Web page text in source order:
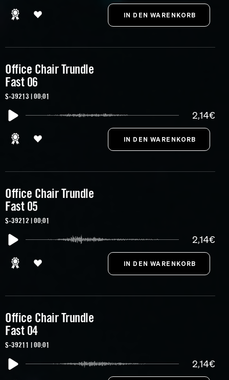
Office Chair Trundle
Fast 06
S-39213 | 00:01
2,14€
Office Chair Trundle
Fast 05
S-39212 | 00:01
2,14€
Office Chair Trundle
Fast 04
S-39211 | 00:01
2,14€